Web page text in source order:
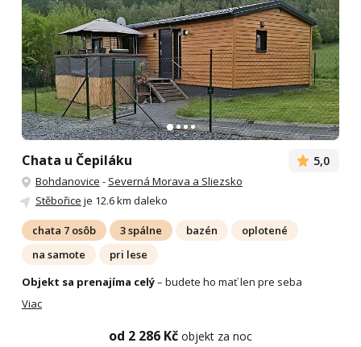
Chata u Čepiláku 5,0
Bohdanovice - Severná Morava a Sliezsko
Stěbořice je 12.6 km daleko
chata 7 osôb 3 spálne bazén
oplotené
na samote
pri lese
Objekt sa prenajíma celý– budete ho mať len pre seba
Viac
od 2 286 Kč objekt za noc